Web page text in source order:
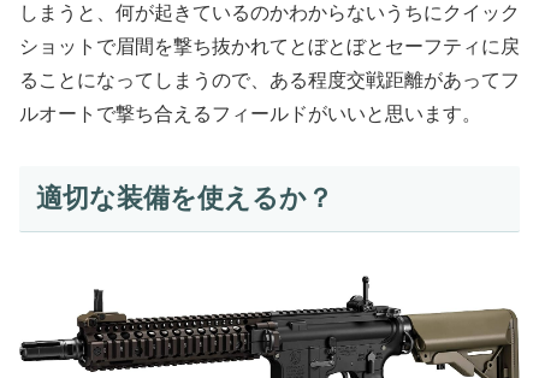
しまうと、何が起きているのかわからないうちにクイック
ショットで眉間を撃ち抜かれてとぼとぼとセーフティに戻
ることになってしまうので、ある程度交戦距離があってフ
ルオートで撃ち合えるフィールドがいいと思います。
適切な装備を使えるか？